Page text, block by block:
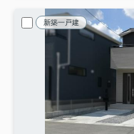
新築一戸建